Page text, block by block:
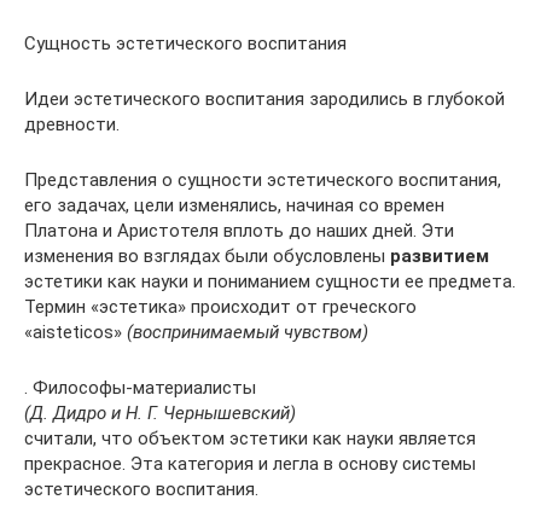
Сущность эстетического воспитания
Идеи эстетического воспитания зародились в глубокой
древности.
Представления о сущности эстетического воспитания,
его задачах, цели изменялись, начиная со времен
Платона и Аристотеля вплоть до наших дней. Эти
изменения во взглядах были обусловлены развитием
эстетики как науки и пониманием сущности ее предмета.
Термин «эстетика» происходит от греческого
«aisteticos» (воспринимаемый чувством)
. Философы-материалисты
(Д. Дидро и Н. Г. Чернышевский)
считали, что объектом эстетики как науки является
прекрасное. Эта категория и легла в основу системы
эстетического воспитания.